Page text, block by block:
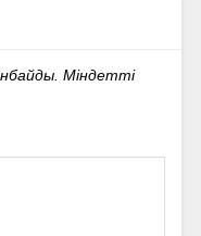
Міндетті